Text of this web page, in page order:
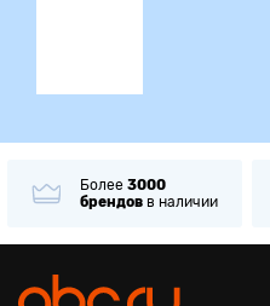
Более 3000
брендов в наличии